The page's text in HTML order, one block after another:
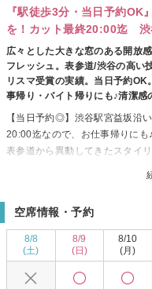
『駅徒歩3分・当日予約OK
を！カット最終20:00迄 渋
広々とした大きな窓のある開放
フレッシュ。表参道/渋谷の高い
リスマ受賞の実績。当日予約
事帰り・バイト帰りにも♪清潔感
【当日予約◎】渋谷駅宮益坂沿
20:00迄なので、お仕事帰りにも♪
表参道から異動してきたスタイ
定番から今旬のスタイルのご提案
カラーの出来ない学生さんや社
いスタイルぜひお任せください。
で何でもお任せください。
空席情報・予約
8/8
(土)
8/9
(日)
8/10
(月)